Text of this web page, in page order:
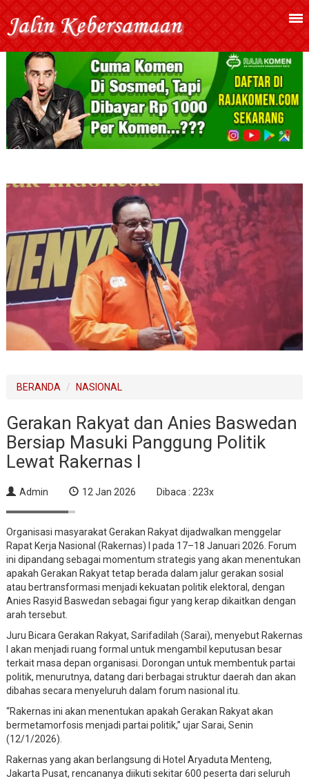
BERANDA NASIONAL
Gerakan Rakyat dan Anies Baswedan
Bersiap Masuki Panggung Politik
Lewat Rakernas I
Admin 12 Jan 2026 Dibaca : 223x
Organisasi masyarakat Gerakan Rakyat dijadwalkan menggelar
Rapat Kerja Nasional (Rakernas) I pada 17–18 Januari 2026. Forum
ini dipandang sebagai momentum strategis yang akan menentukan
apakah Gerakan Rakyat tetap berada dalam jalur gerakan sosial
atau bertransformasi menjadi kekuatan politik elektoral, dengan
Anies Rasyid Baswedan sebagai figur yang kerap dikaitkan dengan
arah tersebut.
Juru Bicara Gerakan Rakyat, Sarifadilah (Sarai), menyebut Rakernas
I akan menjadi ruang formal untuk mengambil keputusan besar
terkait masa depan organisasi. Dorongan untuk membentuk partai
politik, menurutnya, datang dari berbagai struktur daerah dan akan
dibahas secara menyeluruh dalam forum nasional itu.
“Rakernas ini akan menentukan apakah Gerakan Rakyat akan
bermetamorfosis menjadi partai politik,” ujar Sarai, Senin
(12/1/2026).
Rakernas yang akan berlangsung di Hotel Aryaduta Menteng,
Jakarta Pusat, rencananya diikuti sekitar 600 peserta dari seluruh